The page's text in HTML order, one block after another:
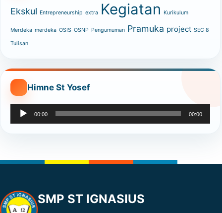
Ekskul Entrepreneurship extra Kegiatan Kurikulum
Merdeka merdeka OSIS OSNP Pengumuman Pramuka project SEC 8
Tulisan
Himne St Yosef
Audio
Player
00:00 00:00
SMP ST IGNASIUS